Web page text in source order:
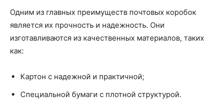
Одним из главных преимуществ почтовых коробок
является их прочность и надежность. Они
изготавливаются из качественных материалов, таких
как:
Картон с надежной и практичной;
Специальной бумаги с плотной структурой.